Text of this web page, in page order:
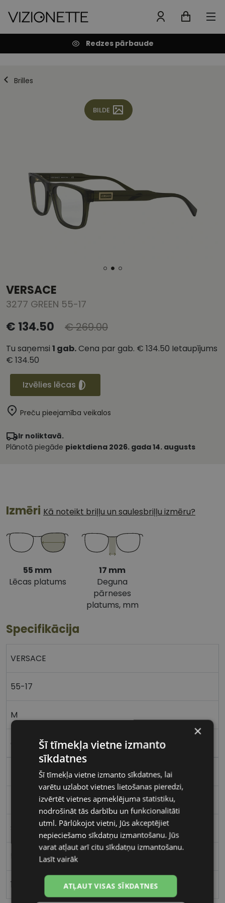
Redzes pārbaude
Brilles
BILDE
VERSACE
3277 GREEN 55-17
€ 134.50 € 269.00
Tu saņemsi 1 gab.Cena par gab. € 134.50 Ietaupījums
€ 134.50
Izvēlies lēcas
Preču pieejamība veikalos
Ir noliktavā.
Plānotā piegāde piektdiena 2026. gada 14. augusts
Izmēri Kā noteikt briļļu un saulesbriļļu izmēru?
55 mm
Lēcas platums
17 mm
Deguna
pārneses
platums, mm
Specifikācija
VERSACE
55-17
M
green
Plastmasa
Kvadrātveida
Sievietēm
17
×
Šī tīmekļa vietne izmanto
sīkdatnes
Šī tīmekļa vietne izmanto sīkdatnes, lai
varētu uzlabot vietnes lietošanas pieredzi,
izvērtēt vietnes apmeklējuma statistiku,
nodrošināt tās darbību un funkcionalitāti
utml. Pārlūkojot vietni, Jūs akceptējiet
nepieciešamo sīkdatņu izmantošanu. Jūs
varat atļaut arī citu sīkdatņu izmantošanu.
Lasīt vairāk
ATĻAUT VISAS SĪKDATNES